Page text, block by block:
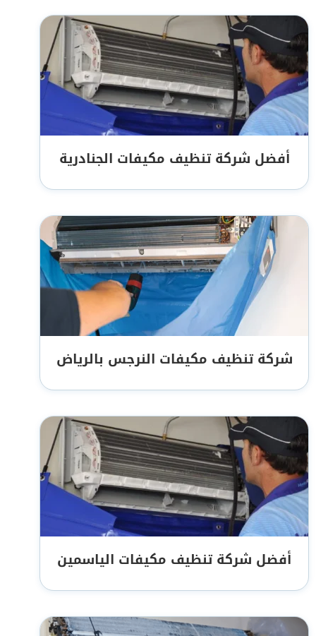
أفضل شركة تنظيف مكيفات الجنادرية
شركة تنظيف مكيفات النرجس بالرياض
أفضل شركة تنظيف مكيفات الياسمين